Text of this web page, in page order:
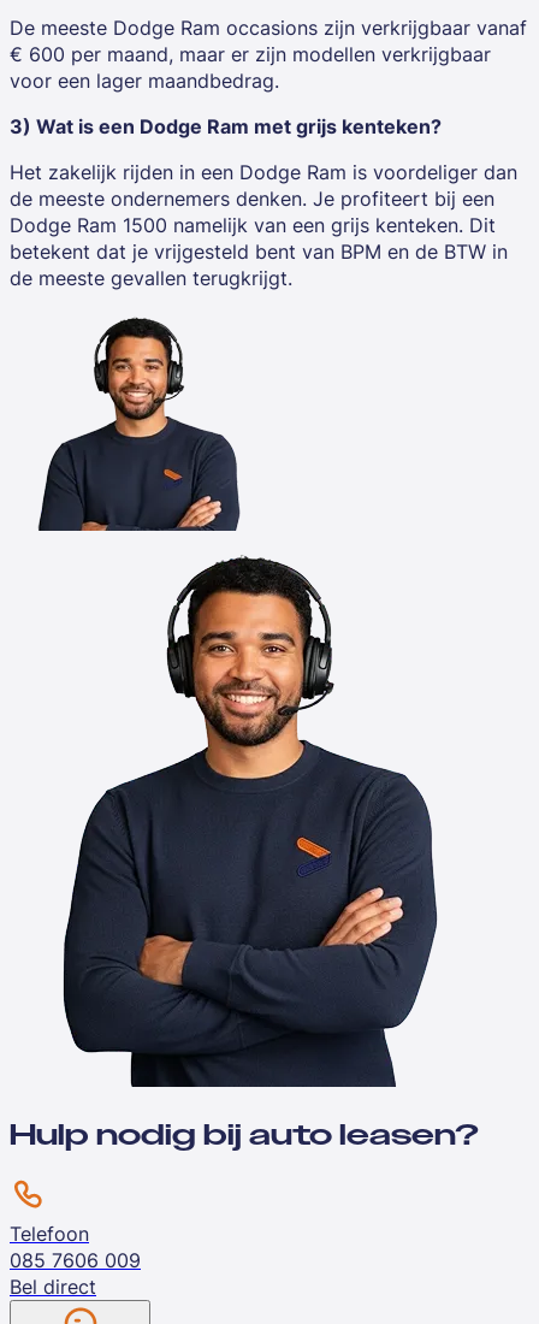
De meeste Dodge Ram occasions zijn verkrijgbaar vanaf
€ 600 per maand, maar er zijn modellen verkrijgbaar
voor een lager maandbedrag.
3) Wat is een Dodge Ram met grijs kenteken?
Het zakelijk rijden in een Dodge Ram is voordeliger dan
de meeste ondernemers denken. Je profiteert bij een
Dodge Ram 1500 namelijk van een grijs kenteken. Dit
betekent dat je vrijgesteld bent van BPM en de BTW in
de meeste gevallen terugkrijgt.
Hulp nodig bij auto leasen?
Telefoon
085 7606 009
Bel direct